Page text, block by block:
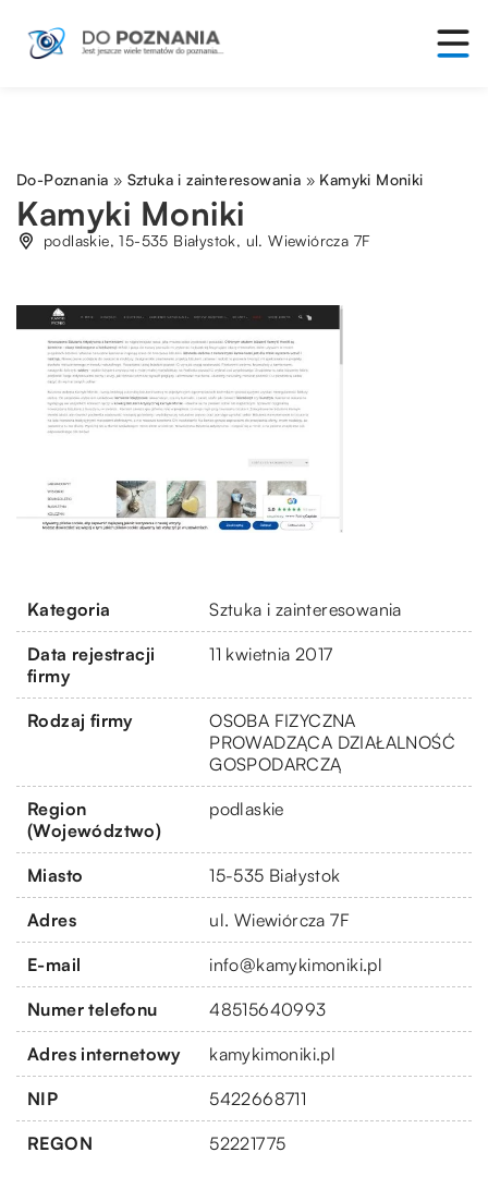
Do-Poznania » Sztuka i zainteresowania » Kamyki Moniki
Kamyki Moniki
podlaskie, 15-535 Białystok, ul. Wiewiórcza 7F
Kategoria Sztuka i zainteresowania
Data rejestracji
firmy
11 kwietnia 2017
Rodzaj firmy
OSOBA FIZYCZNA
PROWADZĄCA DZIAŁALNOŚĆ
GOSPODARCZĄ
Region
(Województwo)
podlaskie
Miasto 15-535 Białystok
Adres ul. Wiewiórcza 7F
E-mail info@kamykimoniki.pl
Numer telefonu 48515640993
Adres internetowy kamykimoniki.pl
NIP 5422668711
REGON 52221775